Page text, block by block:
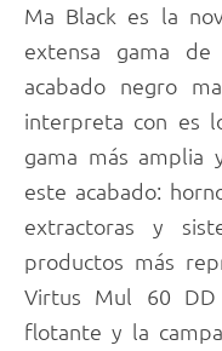
Ma Black es la
extensa gama
acabado negro
interpreta con es
gama más amplia
este acabado:
extractoras y
productos más
Virtus Mul 60
flotante y la